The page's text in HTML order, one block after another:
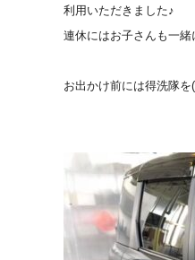
利用いただきました♪
連休にはお子さんも一緒
お出かけ前には得洗隊を